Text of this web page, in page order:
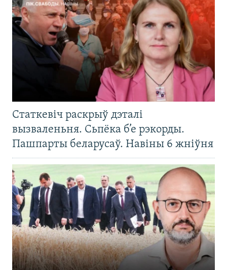
Статкевіч раскрыў дэталі
вызваленьня. Сьпёка б’е рэкорды.
Пашпарты беларусаў. Навіны 6 жніўня